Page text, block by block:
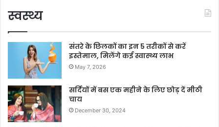
स्वस्थ्य
संतरे के छिलकों का इन 5 तरीकों से करें
इस्तेमाल, मिलेंगे कई स्वास्थ्य लाभ
May 7, 2026
सर्दियों में बस एक महीने के लिए छोड़ दें मीठी
चाय
December 30, 2024